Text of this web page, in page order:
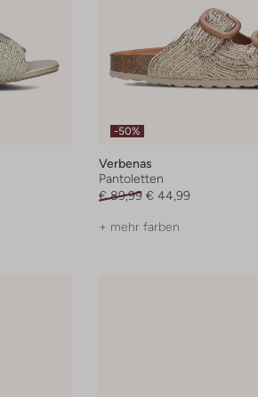
-50%
Verbenas
Pantoletten
€ 89,99 € 44,99
+ mehr farben